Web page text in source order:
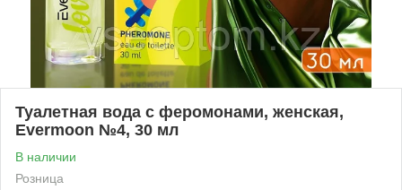
Туалетная вода с феромонами, женская,
Evermoon №4, 30 мл
В наличии
Розница